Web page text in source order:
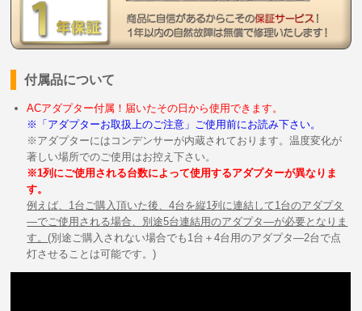
付属品について
ACアダプター付属！届いたその日から使用できます。
※「アダプターお取扱上のご注意」ご使用前にお読み下さい。
※アダプターにはコンデンサーが内蔵されております。温度変化が
著しい場所でのご使用はお控え下さい。
※1列にご使用される台数によって使用するアダプターが異なりま
す。
例えば、1台ご購入頂いた後、4台を縦1列に連結して1台のアダプタ
―でご使用される場合、別途5台連結用のアダプタ―が必要となりま
す。(別途ご購入されない場合でも1台＋4台用のアダプタ―2台で点
灯させることは可能です。)